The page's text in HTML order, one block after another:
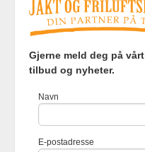
Frakt
du får en
Gjerne meld deg på
tilbud og nyheter.
Navn
E-postadresse